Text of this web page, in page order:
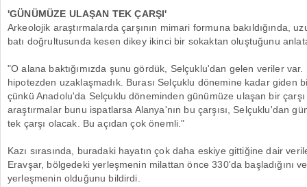
'GÜNÜMÜZE ULAŞAN TEK ÇARŞI'
Arkeolojik araştırmalarda çarşının mimari formuna bakıldığında,
batı doğrultusunda kesen dikey ikinci bir sokaktan oluştuğunu
"O alana baktığımızda şunu gördük, Selçuklu'dan gelen veriler
hipotezden uzaklaşmadık. Burası Selçuklu dönemine kadar giden
çünkü Anadolu'da Selçuklu döneminden günümüze ulaşan bir
araştırmalar bunu ispatlarsa Alanya'nın bu çarşısı, Selçuklu'dan
tek çarşı olacak. Bu açıdan çok önemli."
Kazı sırasında, buradaki hayatın çok daha eskiye gittiğine dair
Eravşar, bölgedeki yerleşmenin milattan önce 330'da başladığını
yerleşmenin olduğunu bildirdi.